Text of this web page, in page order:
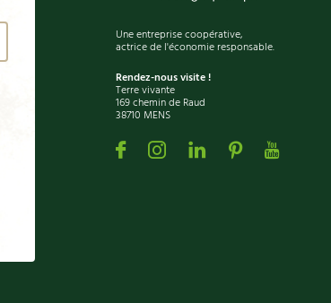
Une entreprise coopérative,
actrice de l'économie responsable.
Rendez-nous visite !
Terre vivante
169 chemin de Raud
38710 MENS
FacebookInstagramLinkedin
PinterestYoutube